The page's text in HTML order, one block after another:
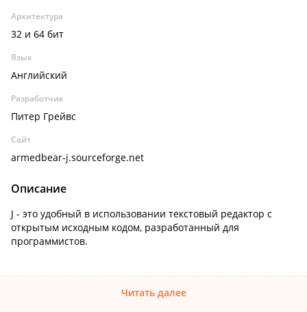
Архитектура
32 и 64 бит
Язык
Английский
Разработчик
Питер Грейвс
Сайт
armedbear-j.sourceforge.net
Описание
J - это удобный в использовании текстовый редактор с
открытым исходным кодом, разработанный для
программистов.
Читать далее